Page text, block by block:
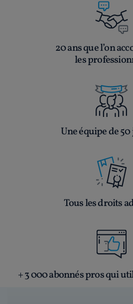
20 ans que l’on
les
Une équipe de
Tous les droits
+ 3 000 abonnés pros qui